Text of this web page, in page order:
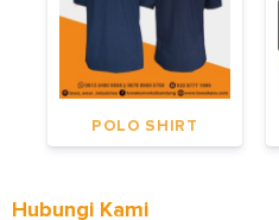
POLO SHIRT
Hubungi Kami